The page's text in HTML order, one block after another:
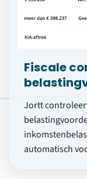
Fiscale
Jortt
automatisch